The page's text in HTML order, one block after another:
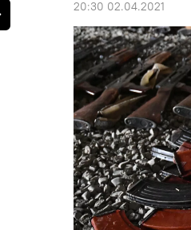
20:30 02.04.2021